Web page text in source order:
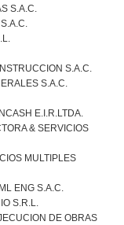
S.A.C.
S.A.C.
S.A.C.
E.I.R.LTDA.
& SERVICIOS
MULTIPLES
ENG S.A.C.
S.R.L.
DE OBRAS